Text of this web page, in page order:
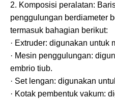
2. Komposisi peralatan:
penggulungan berdiameter
termasuk bahagian berikut:
· Extruder: digunakan untuk
· Mesin penggulungan:
embrio tiub.
· Set lengan: digunakan
· Kotak pembentuk vakum: